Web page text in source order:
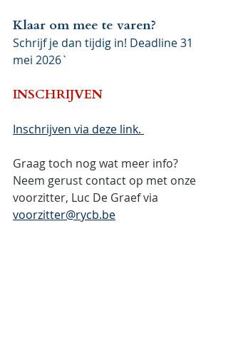
Klaar om mee te varen?
Schrijf je dan tijdig in! Deadline 31
mei 2026`
INSCHRIJVEN
Inschrijven via deze link.
Graag toch nog wat meer info?
Neem gerust contact op met onze
voorzitter, Luc De Graef via
voorzitter@rycb.be